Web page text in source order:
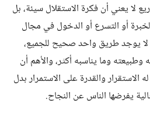
لا يعني أن فكرة الاستقلال سيئة، بل
أو التسرع أو الدخول في مجال
لا يوجد طريق واحد صحيح للجميع،
وما يناسبه أكثر، والأهم أن
الاستقرار والقدرة على الاستمرار بدل
يفرضها الناس عن النجاح.